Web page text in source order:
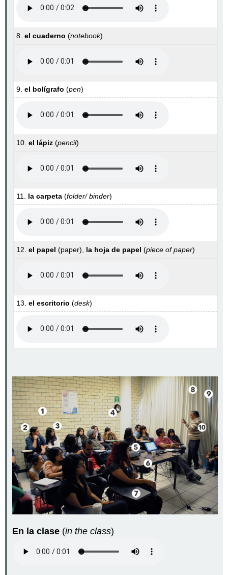
8.el cuaderno (notebook)
9.el bolígrafo (pen)
10.el lápiz (pencil)
11. la carpeta (folder/ binder)
12.el papel (paper), la hoja de papel (piece of paper)
13.el escritorio (desk)
En la clase (in the class)